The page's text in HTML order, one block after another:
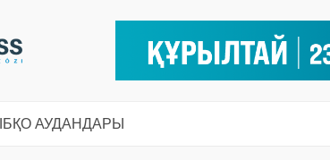
БҚО АУДАНДАРЫ